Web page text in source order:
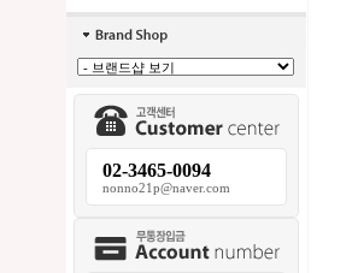
02-3465-0094
nonno21p@naver.com